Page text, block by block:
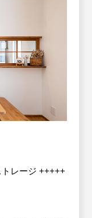
レージ +++++